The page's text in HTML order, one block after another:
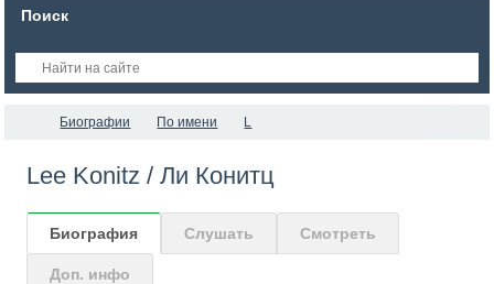
Поиск
Биографии По имени L
Lee Konitz / Ли Конитц
Биография Слушать Смотреть
Доп. инфо